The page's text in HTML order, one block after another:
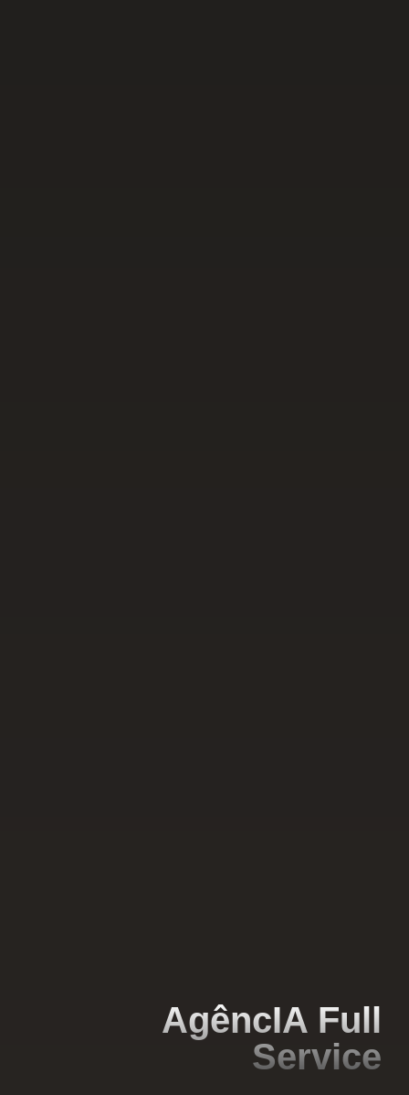
AgêncIA Full
Service